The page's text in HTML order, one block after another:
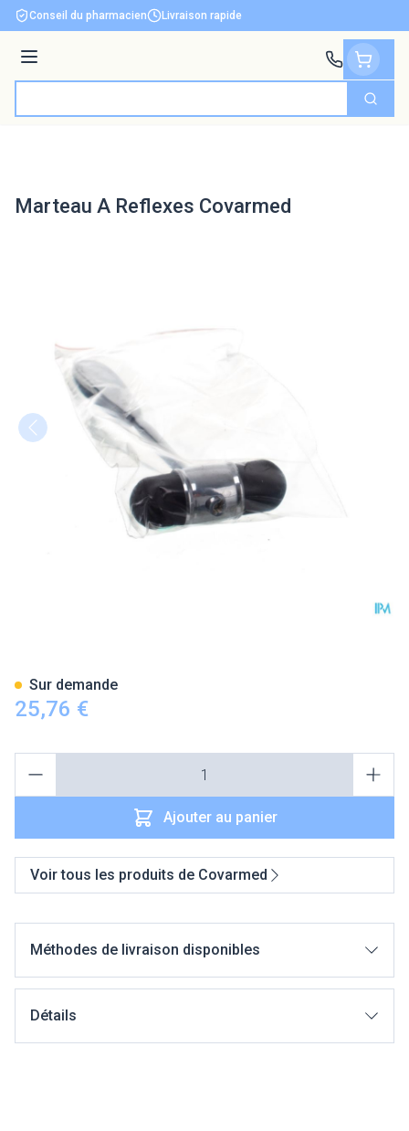
Aller au contenu
Conseil du pharmacien Livraison rapide
Menu
Marteau A Reflexes Covarmed
25,76 €
Ajouter au panier
Sur demande
Voir tous les produits de Covarmed
Méthodes de livraison disponibles
Détails